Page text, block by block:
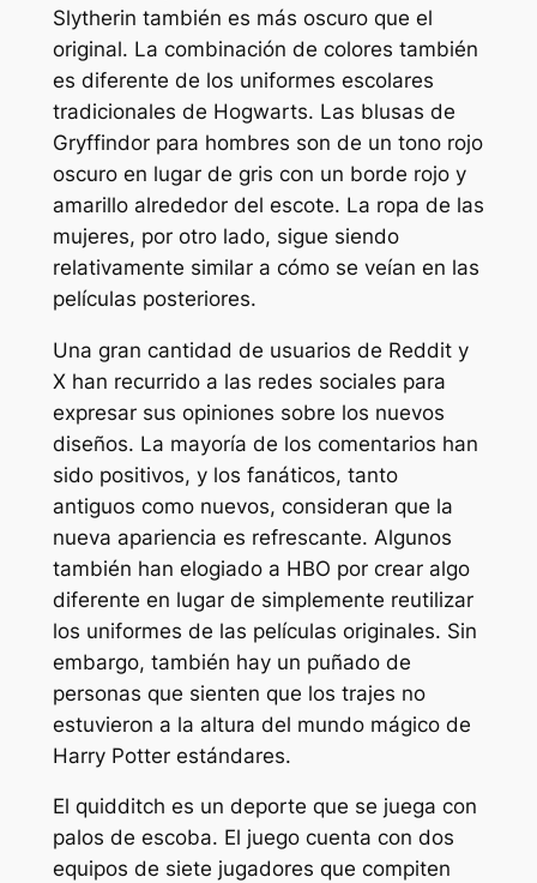
Slytherin también es más oscuro que el
original. La combinación de colores también
es diferente de los uniformes escolares
tradicionales de Hogwarts. Las blusas de
Gryffindor para hombres son de un tono rojo
oscuro en lugar de gris con un borde rojo y
amarillo alrededor del escote. La ropa de las
mujeres, por otro lado, sigue siendo
relativamente similar a cómo se veían en las
películas posteriores.
Una gran cantidad de usuarios de Reddit y
X han recurrido a las redes sociales para
expresar sus opiniones sobre los nuevos
diseños. La mayoría de los comentarios han
sido positivos, y los fanáticos, tanto
antiguos como nuevos, consideran que la
nueva apariencia es refrescante. Algunos
también han elogiado a HBO por crear algo
diferente en lugar de simplemente reutilizar
los uniformes de las películas originales. Sin
embargo, también hay un puñado de
personas que sienten que los trajes no
estuvieron a la altura del mundo mágico de
Harry Potterestándares.
El quidditch es un deporte que se juega con
palos de escoba. El juego cuenta con dos
equipos de siete jugadores que compiten